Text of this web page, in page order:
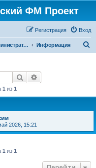
ФМ Проект
Вход
Регистрация
Администраторский Информация
Поиск
1 из 1
2026, 15:21
1 из 1